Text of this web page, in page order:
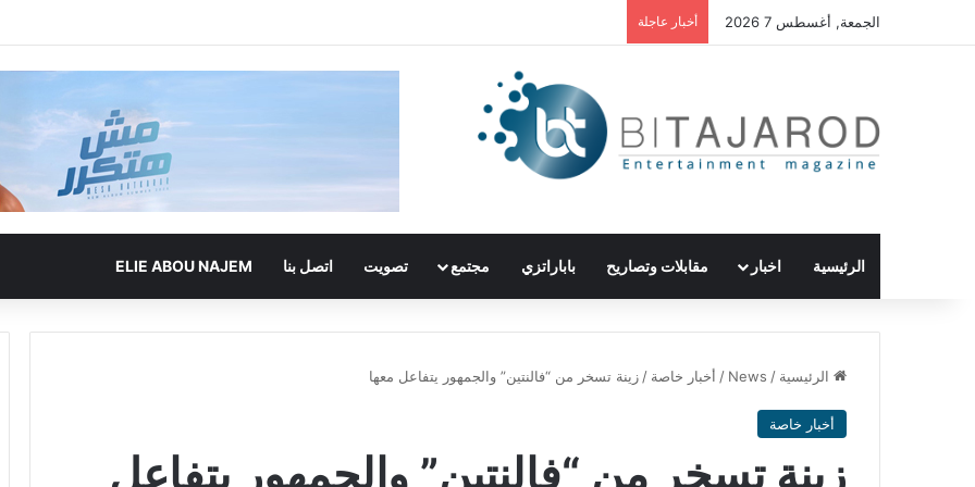
الجمعة, أغسطس 7 2026 أخبار عاجلة
الرئيسية اخبار مقابلات وتصاريح باباراتزي مجتمع تصويت اتصل بنا ELIE ABOU NAJEM
الرئيسية /
News
/ أخبار خاصة / زينة تسخر من “فالنتين” والجمهور يتفاعل معها
أخبار خاصة
زينة تسخر من “فالنتين” والجمهور يتفاعل